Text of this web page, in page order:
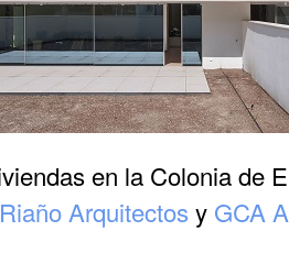
en la Colonia de
Riaño Arquitectos y GCA